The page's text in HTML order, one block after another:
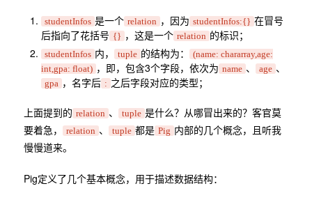
studentInfos 是一个 relation ，因为 studentInfos:{} 在冒号
后指向了花括号 {} ，这是一个 relation 的标识；
studentInfos 内， tuple 的结构为：
(name: chararray,age:
int,gpa: float) ，即，包含3个字段，依次为 name 、 age 、
gpa ，名字后 : 之后字段对应的类型；
上面提到的 relation 、 tuple 是什么？从哪冒出来的？客官莫
要着急，
relation 、 tuple 都是 Pig 内部的几个概念，且听我
慢慢道来。
Pig定义了几个基本概念，用于描述数据结构：